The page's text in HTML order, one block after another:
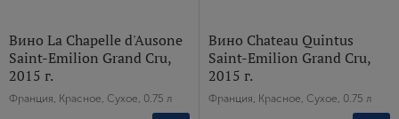
Вино La Chapelle d'Ausone
Saint-Emilion Grand Cru,
2015 г.
Франция, Красное, Сухое, 0.75 л
Вино Chateau Quintus
Saint-Emilion Grand Cru,
2015 г.
Франция, Красное, Сухое, 0.75 л